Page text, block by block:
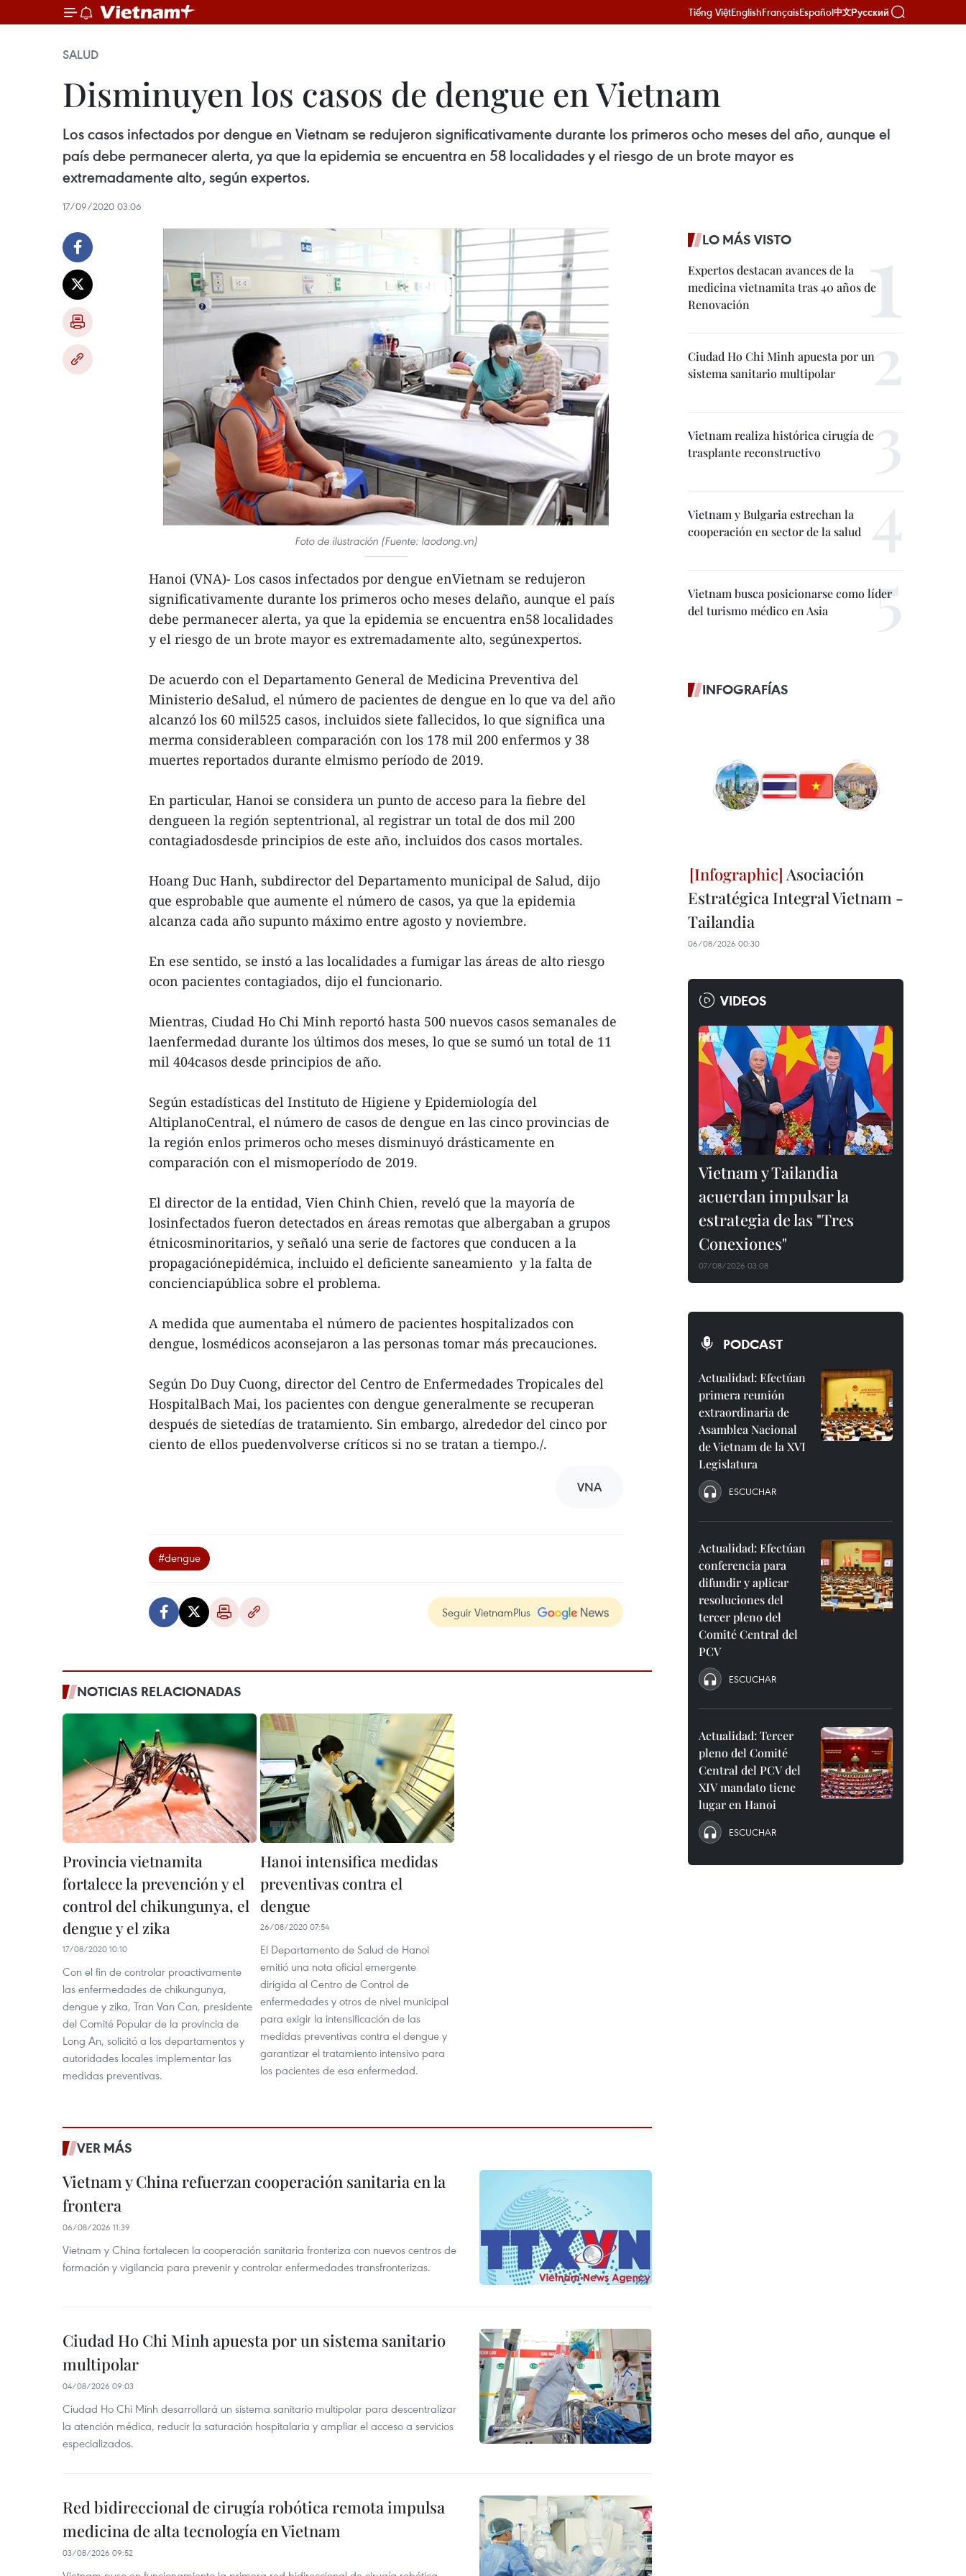
Tiếng ViệtEnglishFrançaisEspañol中文Русский
SALUD
Disminuyen los casos de dengue en Vietnam
Los casos infectados por dengue en Vietnam se redujeron significativamente durante los primeros ocho meses del año, aunque el
país debe permanecer alerta, ya que la epidemia se encuentra en 58 localidades y el riesgo de un brote mayor es
extremadamente alto, según expertos.
17/09/2020 03:06
Foto de ilustración (Fuente: laodong.vn)
Hanoi (VNA)- Los casos infectados por dengue enVietnam se redujeron
significativamente durante los primeros ocho meses delaño, aunque el país
debe permanecer alerta, ya que la epidemia se encuentra en58 localidades
y el riesgo de un brote mayor es extremadamente alto, segúnexpertos.
De acuerdo con el Departamento General de Medicina Preventiva del
Ministerio deSalud, el número de pacientes de dengue en lo que va del año
alcanzó los 60 mil525 casos, incluidos siete fallecidos, lo que significa una
merma considerableen comparación con los 178 mil 200 enfermos y 38
muertes reportados durante elmismo período de 2019.
En particular, Hanoi se considera un punto de acceso para la fiebre del
dengueen la región septentrional, al registrar un total de dos mil 200
contagiadosdesde principios de este año, incluidos dos casos mortales.
Hoang Duc Hanh, subdirector del Departamento municipal de Salud, dijo
que esprobable que aumente el número de casos, ya que la epidemia
alcanza cada año supunto máximo entre agosto y noviembre.
En ese sentido, se instó a las localidades a fumigar las áreas de alto riesgo
ocon pacientes contagiados, dijo el funcionario.
Mientras, Ciudad Ho Chi Minh reportó hasta 500 nuevos casos semanales de
laenfermedad durante los últimos dos meses, lo que se sumó un total de 11
mil 404casos desde principios de año.
Según estadísticas del Instituto de Higiene y Epidemiología del
AltiplanoCentral, el número de casos de dengue en las cinco provincias de
la región enlos primeros ocho meses disminuyó drásticamente en
comparación con el mismoperíodo de 2019.
El director de la entidad, Vien Chinh Chien, reveló que la mayoría de
losinfectados fueron detectados en áreas remotas que albergaban a grupos
étnicosminoritarios, y señaló una serie de factores que conducen a la
propagaciónepidémica, incluido el deficiente saneamiento y la falta de
concienciapública sobre el problema.
A medida que aumentaba el número de pacientes hospitalizados con
dengue, losmédicos aconsejaron a las personas tomar más precauciones.
Según Do Duy Cuong, director del Centro de Enfermedades Tropicales del
HospitalBach Mai, los pacientes con dengue generalmente se recuperan
después de sietedías de tratamiento. Sin embargo, alrededor del cinco por
ciento de ellos puedenvolverse críticos si no se tratan a tiempo./.
VNA
#dengue
Seguir VietnamPlus
NOTICIAS RELACIONADAS
Provincia vietnamita
fortalece la prevención y el
control del chikungunya, el
dengue y el zika
17/08/2020 10:10
Con el fin de controlar proactivamente
las enfermedades de chikungunya,
dengue y zika, Tran Van Can, presidente
del Comité Popular de la provincia de
Long An, solicitó a los departamentos y
autoridades locales implementar las
medidas preventivas.
Hanoi intensifica medidas
preventivas contra el
dengue
26/08/2020 07:54
El Departamento de Salud de Hanoi
emitió una nota oficial emergente
dirigida al Centro de Control de
enfermedades y otros de nivel municipal
para exigir la intensificación de las
medidas preventivas contra el dengue y
garantizar el tratamiento intensivo para
los pacientes de esa enfermedad.
VER MÁS
Vietnam y China refuerzan cooperación sanitaria en la
frontera
06/08/2026 11:39
Vietnam y China fortalecen la cooperación sanitaria fronteriza con nuevos centros de
formación y vigilancia para prevenir y controlar enfermedades transfronterizas.
Ciudad Ho Chi Minh apuesta por un sistema sanitario
multipolar
04/08/2026 09:03
Ciudad Ho Chi Minh desarrollará un sistema sanitario multipolar para descentralizar
la atención médica, reducir la saturación hospitalaria y ampliar el acceso a servicios
especializados.
Red bidireccional de cirugía robótica remota impulsa
medicina de alta tecnología en Vietnam
03/08/2026 09:52
LO MÁS VISTO
Expertos destacan avances de la
medicina vietnamita tras 40 años de
Renovación
Ciudad Ho Chi Minh apuesta por un
sistema sanitario multipolar
Vietnam realiza histórica cirugía de
trasplante reconstructivo
Vietnam y Bulgaria estrechan la
cooperación en sector de la salud
Vietnam busca posicionarse como líder
del turismo médico en Asia
INFOGRAFÍAS
Asociación
Estratégica Integral Vietnam -
Tailandia
06/08/2026 00:30
VIDEOS
Vietnam y Tailandia
acuerdan impulsar la
estrategia de las "Tres
Conexiones"
07/08/2026 03:08
PODCAST
Actualidad: Efectúan
primera reunión
extraordinaria de
Asamblea Nacional
de Vietnam de la XVI
Legislatura
ESCUCHAR
Actualidad: Efectúan
conferencia para
difundir y aplicar
resoluciones del
tercer pleno del
Comité Central del
PCV
ESCUCHAR
Actualidad: Tercer
pleno del Comité
Central del PCV del
XIV mandato tiene
lugar en Hanoi
ESCUCHAR